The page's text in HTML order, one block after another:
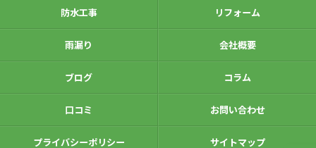
防水工事 リフォーム
雨漏り 会社概要
ブログ コラム
口コミ お問い合わせ
プライバシーポリシー サイトマップ